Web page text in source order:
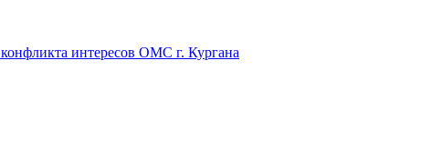
интересов ОМС г. Кургана